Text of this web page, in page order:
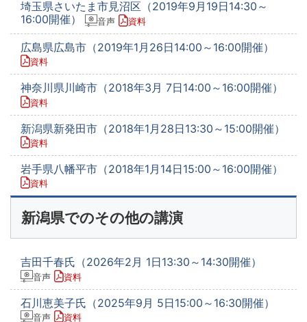
埼玉県さいたま市見沼区（2019年9月19日14:30～
16:00開催）
音声 資料
広島県広島市（2019年1月26日14:00～16:00開催）
資料
神奈川県川崎市（2018年3月 7日14:00～16:00開催）
資料
新潟県新発田市（2018年1月28日13:30～15:00開催）
資料
岩手県八幡平市（2018年1月14日15:00～16:00開催）
資料
新潟県でのその他の講演
吉田千春氏（2026年2月 1日13:30～14:30開催）
音声 資料
石川恵美子氏（2025年9月 5日15:00～16:30開催）
音声 資料